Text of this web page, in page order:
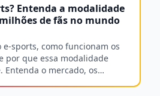
Entenda a modalidade
de fãs no mundo
e-sports, como funcionam os
por que essa modalidade
Entenda o mercado, os